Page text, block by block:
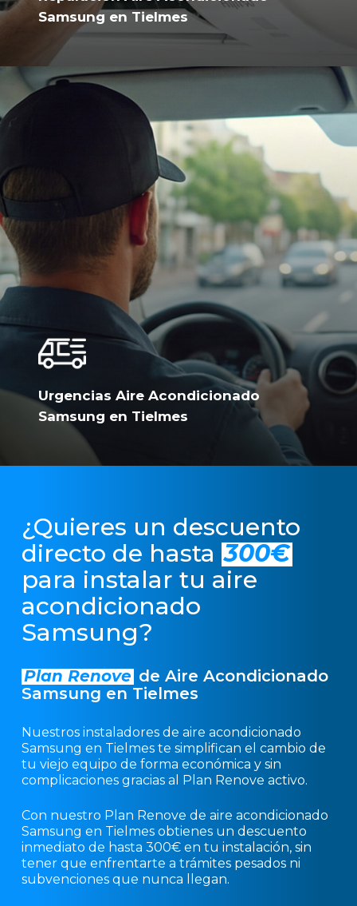
Samsung en Tielmes
Urgencias Aire Acondicionado
Samsung en Tielmes
¿Quieres un descuento
directo de hasta 300€
para instalar tu aire
acondicionado
Samsung?
Plan Renove de Aire Acondicionado
Samsung en Tielmes
Nuestros instaladores de aire acondicionado
Samsung en Tielmes te simplifican el cambio de
tu viejo equipo de forma económica y sin
complicaciones gracias al Plan Renove activo.
Con nuestro Plan Renove de aire acondicionado
Samsung en Tielmes obtienes un descuento
inmediato de hasta 300€ en tu instalación, sin
tener que enfrentarte a trámites pesados ni
subvenciones que nunca llegan.